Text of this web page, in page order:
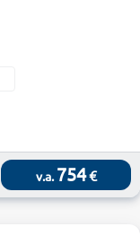
v.a. 754€